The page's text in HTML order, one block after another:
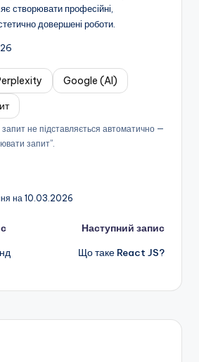
створювати професійні,
довершені роботи.
Google (AI)
не підставляється автоматично —
запит”.
на 10.03.2026
Наступний запис
Що таке React JS?